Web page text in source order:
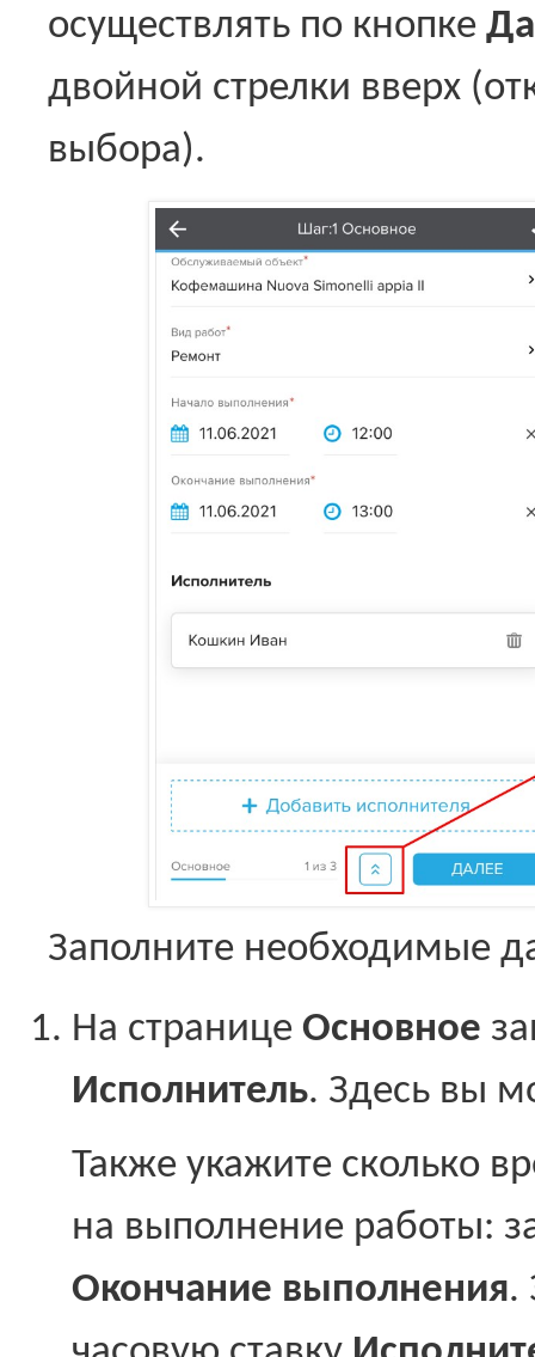
осуществлять по кнопке
двойной стрелки вверх
выбора).
Заполните необходимые
На странице Основное
Исполнитель. Здесь вы
Также укажите сколько
на выполнение работы:
Окончание выполнения.